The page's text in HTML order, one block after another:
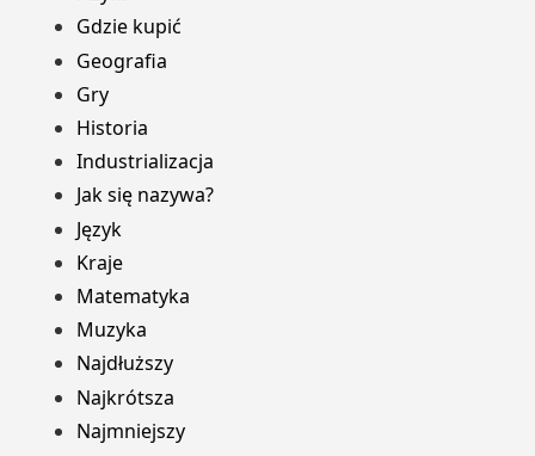
Gdzie kupić
Geografia
Gry
Historia
Industrializacja
Jak się nazywa?
Język
Kraje
Matematyka
Muzyka
Najdłuższy
Najkrótsza
Najmniejszy